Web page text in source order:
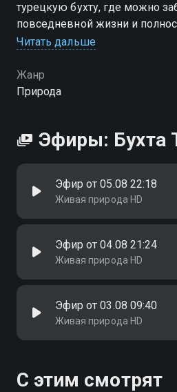
турецкую бухту, где можно
повседневной жизни и
мир спокойствия и гармонии
Читать дальше
Жанр
Природа
Эфиры: Бухта
Эфир от 05.08 22:18
Живая природа HD
Эфир от 04.08 21:24
Живая природа HD
Эфир от 03.08 09:40
Живая природа HD
С этим смотрят